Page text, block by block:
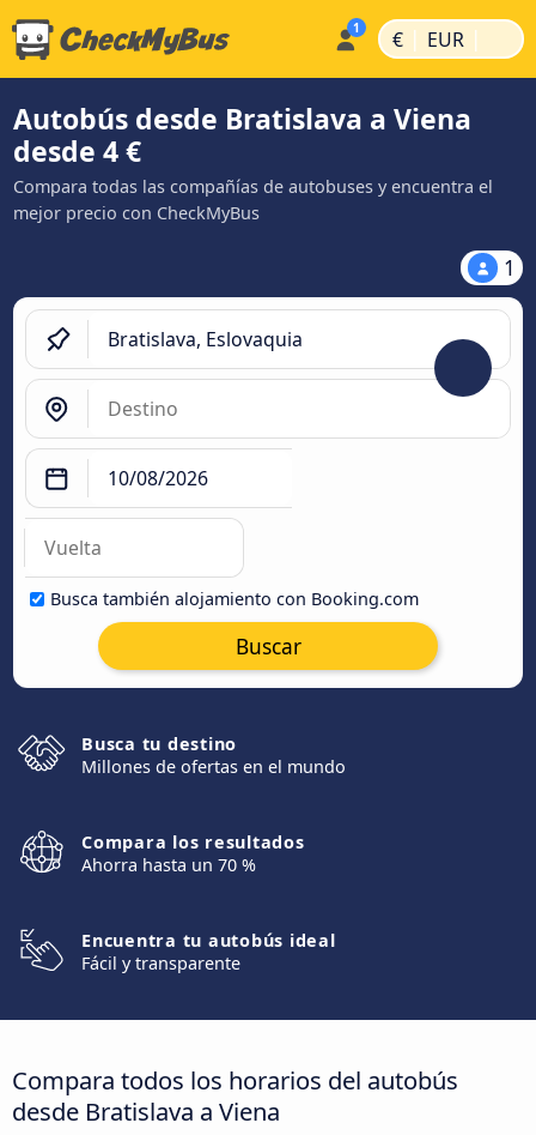
€ | EUR |
Autobús desde Bratislava a Viena
desde 4 €
Compara todas las compañías de autobuses y encuentra el
mejor precio con CheckMyBus
1
Busca también alojamiento con Booking.com
Buscar
Busca tu destino
Millones de ofertas en el mundo
Compara los resultados
Ahorra hasta un 70 %
Encuentra tu autobús ideal
Fácil y transparente
Compara todos los horarios del autobús
desde Bratislava a Viena